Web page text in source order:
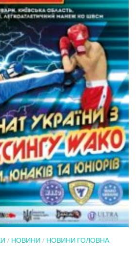
/ НОВИНИ / НОВИНИ ГОЛОВНА